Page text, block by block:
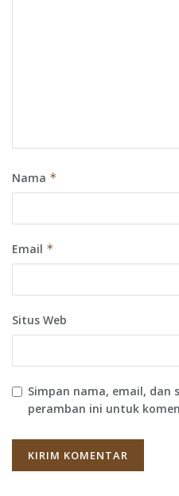
Nama *
Email *
Situs Web
Simpan nama, email, dan
peramban ini untuk